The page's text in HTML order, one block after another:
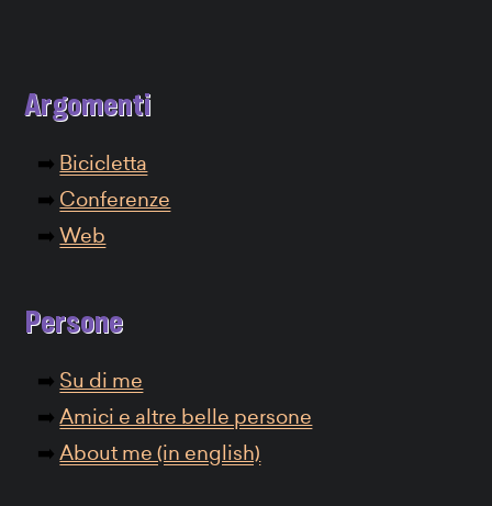
Argomenti
Bicicletta
Conferenze
Web
Persone
Su di me
Amici e altre belle persone
About me (in english)